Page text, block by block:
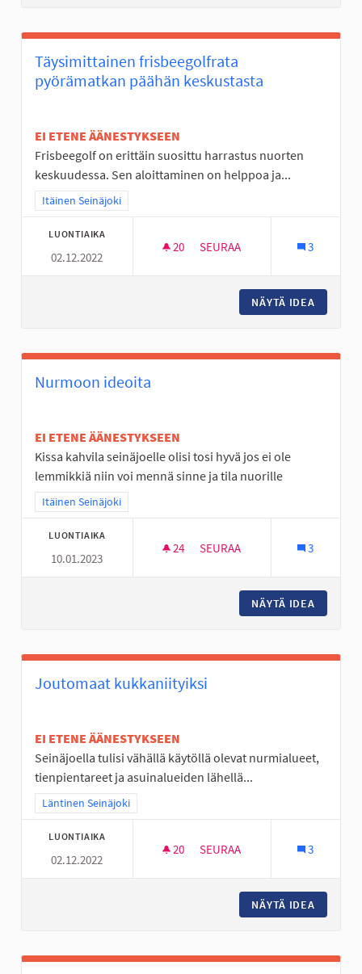
Täysimittainen frisbeegolfrata
pyörämatkan päähän keskustasta
EI ETENE ÄÄNESTYKSEEN
Frisbeegolf on erittäin suosittu harrastus nuorten
keskuudessa. Sen aloittaminen on helppoa ja...
Rajaa tulokset teeman mukaan: Itäinen Seinäjoki
Itäinen Seinäjoki
LUONTIAIKA
02.12.2022
20 20 SEURAAJAA
SEURAA 3
NÄYTÄ IDEA
Nurmoon ideoita
EI ETENE ÄÄNESTYKSEEN
Kissa kahvila seinäjoelle olisi tosi hyvä jos ei ole
lemmikkiä niin voi mennä sinne ja tila nuorille
Rajaa tulokset teeman mukaan: Itäinen Seinäjoki
Itäinen Seinäjoki
LUONTIAIKA
10.01.2023
24 24 SEURAAJAA
SEURAA 3
NÄYTÄ IDEA
Joutomaat kukkaniityiksi
EI ETENE ÄÄNESTYKSEEN
Seinäjoella tulisi vähällä käytöllä olevat nurmialueet,
tienpientareet ja asuinalueiden lähellä...
Rajaa tulokset teeman mukaan: Läntinen Seinäjoki
Läntinen Seinäjoki
LUONTIAIKA
02.12.2022
20 20 SEURAAJAA
SEURAA 3
NÄYTÄ IDEA